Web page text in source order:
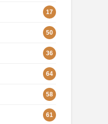
17
50
36
64
58
61